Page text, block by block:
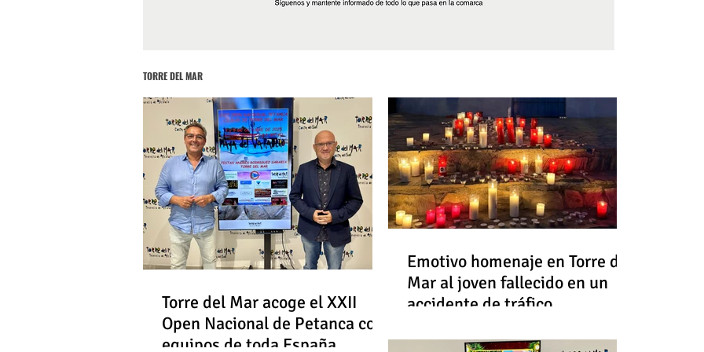
TORRE DEL MAR
Torre del Mar acoge el XXII
Open Nacional de Petanca con
equipos de toda España
Emotivo homenaje en Torre del
Mar al joven fallecido en un
accidente de tráfico